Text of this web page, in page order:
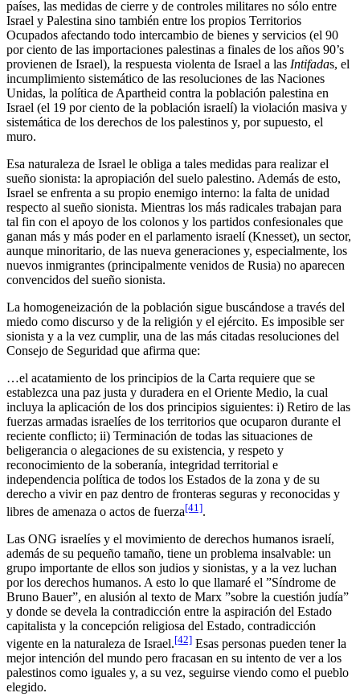
países, las medidas de cierre y de controles militares no sólo entre
Israel y Palestina sino también entre los propios Territorios
Ocupados afectando todo intercambio de bienes y servicios (el 90
por ciento de las importaciones palestinas a finales de los años 90’s
provienen de Israel), la respuesta violenta de Israel a las Intifadas, el
incumplimiento sistemático de las resoluciones de las Naciones
Unidas, la política de Apartheid contra la población palestina en
Israel (el 19 por ciento de la población israelí) la violación masiva y
sistemática de los derechos de los palestinos y, por supuesto, el
muro.
Esa naturaleza de Israel le obliga a tales medidas para realizar el
sueño sionista: la apropiación del suelo palestino. Además de esto,
Israel se enfrenta a su propio enemigo interno: la falta de unidad
respecto al sueño sionista. Mientras los más radicales trabajan para
tal fin con el apoyo de los colonos y los partidos confesionales que
ganan más y más poder en el parlamento israelí (Knesset), un sector,
aunque minoritario, de las nueva generaciones y, especialmente, los
nuevos inmigrantes (principalmente venidos de Rusia) no aparecen
convencidos del sueño sionista.
La homogeneización de la población sigue buscándose a través del
miedo como discurso y de la religión y el ejército. Es imposible ser
sionista y a la vez cumplir, una de las más citadas resoluciones del
Consejo de Seguridad que afirma que:
…el acatamiento de los principios de la Carta requiere que se
establezca una paz justa y duradera en el Oriente Medio, la cual
incluya la aplicación de los dos principios siguientes: i) Retiro de las
fuerzas armadas israelíes de los territorios que ocuparon durante el
reciente conflicto; ii) Terminación de todas las situaciones de
beligerancia o alegaciones de su existencia, y respeto y
reconocimiento de la soberanía, integridad territorial e
independencia política de todos los Estados de la zona y de su
derecho a vivir en paz dentro de fronteras seguras y reconocidas y
libres de amenaza o actos de fuerza[41].
Las ONG israelíes y el movimiento de derechos humanos israelí,
además de su pequeño tamaño, tiene un problema insalvable: un
grupo importante de ellos son judios y sionistas, y a la vez luchan
por los derechos humanos. A esto lo que llamaré el ”Síndrome de
Bruno Bauer”, en alusión al texto de Marx ”sobre la cuestión judía”
y donde se devela la contradicción entre la aspiración del Estado
capitalista y la concepción religiosa del Estado, contradicción
vigente en la naturaleza de Israel.[42] Esas personas pueden tener la
mejor intención del mundo pero fracasan en su intento de ver a los
palestinos como iguales y, a su vez, seguirse viendo como el pueblo
elegido.